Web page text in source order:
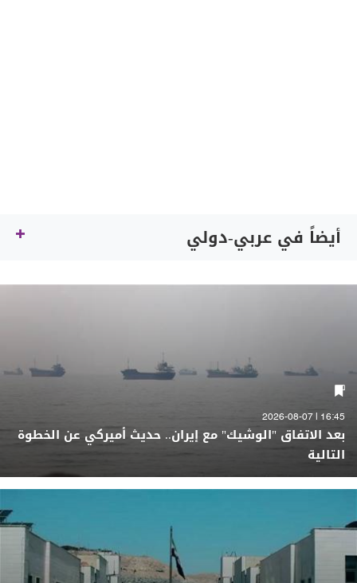
أيضاً في عربي-دولي
16:45 | 2026-08-07
بعد الاتفاق "الوشيك" مع إيران.. حديث أميركي عن الخطوة
التالية